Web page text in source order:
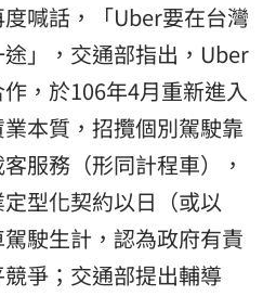
喊話，「Uber要在台灣
」，交通部指出，Uber
，於106年4月重新進入
本質，招攬個別駕駛靠
服務（形同計程車），
型化契約以日（或以
駛生計，認為政府有責
爭；交通部提出輔導